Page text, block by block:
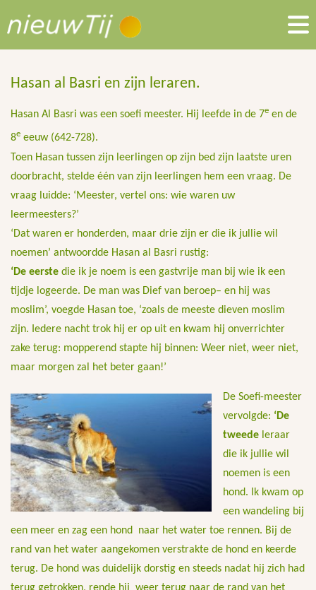
Hasan al Basri en zijn leraren.
Hasan Al Basri was een soefi meester. Hij leefde in de 7e en de
8e eeuw (642-728).
Toen Hasan tussen zijn leerlingen op zijn bed zijn laatste uren
doorbracht, stelde één van zijn leerlingen hem een vraag. De
vraag luidde: ‘Meester, vertel ons: wie waren uw
leermeesters?’
‘Dat waren er honderden, maar drie zijn er die ik jullie wil
noemen’ antwoordde Hasan al Basri rustig:
‘De eerste die ik je noem is een gastvrije man bij wie ik een
tijdje logeerde. De man was Dief van beroep– en hij was
moslim’, voegde Hasan toe, ‘zoals de meeste dieven moslim
zijn. Iedere nacht trok hij er op uit en kwam hij onverrichter
zake terug: mopperend stapte hij binnen: Weer niet, weer niet,
maar morgen zal het beter gaan!’
De Soefi-meester
vervolgde: ‘De
tweede leraar
die ik jullie wil
noemen is een
hond. Ik kwam op
een wandeling bij
een meer en zag een hond naar het water toe rennen. Bij de
rand van het water aangekomen verstrakte de hond en keerde
terug. De hond was duidelijk dorstig en steeds nadat hij zich had
terug getrokken, rende hij weer terug naar de rand van het